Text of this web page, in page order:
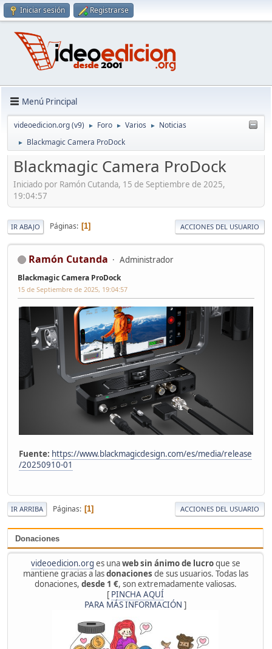
Iniciar sesión Registrarse
Menú Principal
videoedicion.org (v9) ► Foro ► Varios ► Noticias
► Blackmagic Camera ProDock
Donaciones
videoedicion.org es unaweb sin ánimo de lucroque se
mantiene gracias a lasdonaciones de sus usuarios. Todas las
donaciones, desde 1 €, son extremadamente valiosas.
[ PINCHA AQUÍ
PARA MÁS INFORMACIÓN ]
Blackmagic Camera ProDock
Iniciado por Ramón Cutanda, 15 de Septiembre de 2025,
19:04:57
IR ABAJO Páginas 1 ACCIONES DEL USUARIO
Ramón Cutanda Administrador
Blackmagic Camera ProDock
15 de Septiembre de 2025, 19:04:57
Fuente: https://www.blackmagicdesign.com/es/media/release
/20250910-01
IR ARRIBA Páginas 1 ACCIONES DEL USUARIO